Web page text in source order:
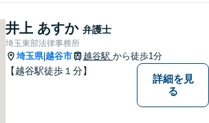
近なお困りごとはお気軽にご
相談ください。
井上 あすか 弁護士
埼玉東部法律事務所
埼玉県|越谷市 越谷駅 から徒歩1分
【越谷駅徒歩１分】
詳細を見
る